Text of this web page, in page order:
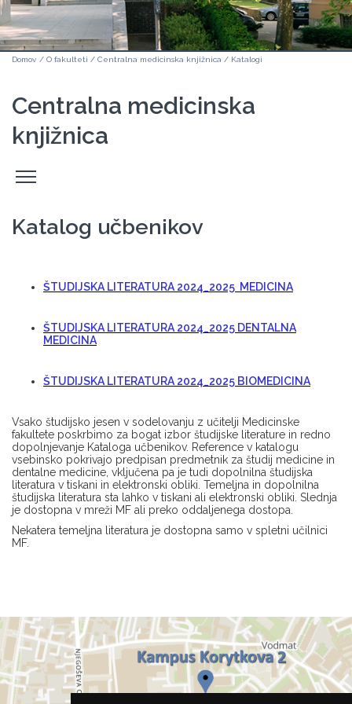
Domov / O fakulteti / Centralna medicinska knjižnica / Katalogi
Centralna medicinska
knjižnica
Odpri
stranski
Katalog učbenikov
ŠTUDIJSKA LITERATURA 2024_2025 MEDICINA
ŠTUDIJSKA LITERATURA 2024_2025 DENTALNA
MEDICINA
ŠTUDIJSKA LITERATURA 2024_2025 BIOMEDICINA
Vsako študijsko jesen v sodelovanju z učitelji Medicinske
fakultete poskrbimo za bogat izbor študijske literature in redno
dopolnjevanje Kataloga učbenikov. Reference v katalogu
vsebinsko pokrivajo predpisan predmetnik za študij medicine in
dentalne medicine, vključena pa je tudi dopolnilna študijska
literatura v tiskani in elektronski obliki. Temeljna in dopolnilna
študijska literatura sta lahko v tiskani ali elektronski obliki. Slednja
je dostopna v mreži MF ali preko oddaljenega dostopa.
Nekatera temeljna literatura je dostopna samo v spletni učilnici
MF.